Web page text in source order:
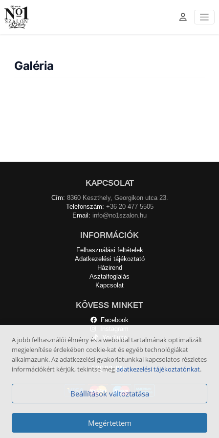
Galéria
KAPCSOLAT
Cím: 8360 Keszthely, Georgikon utca 23.
Telefonszám: +36 20 477 5505
Email: info@no1szalon.hu
INFORMÁCIÓK
Felhasználási feltételek
Adatkezelési tájékoztató
Házirend
Asztalfoglalás
Kapcsolat
KÖVESS MINKET
Facebook
Instagram
YouTube
A jobb felhasználói élmény és a weboldal tartalmának optimalizált
megjelenítése érdekében cookie-kat és egyéb technológiákat
alkalmazunk. Az adatkezelési gyakorlatunkkal kapcsolatos részletes
információkért kérjük, tekintse megadatkezelési tájékoztatónkat.
Beállítások változtatása
Megértettem